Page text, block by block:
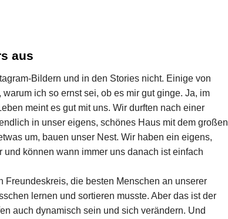
aus
Bildern und in den Stories nicht. Einige von
ich so ernst sei, ob es mir gut ginge. Ja, im
meint es gut mit uns. Wir durften nach einer
in unser eigens, schönes Haus mit dem großen
um, bauen unser Nest. Wir haben ein eigens,
können wann immer uns danach ist einfach
die besten Menschen an unserer
lernen und sortieren musste. Aber das ist der
auch dynamisch sein und sich verändern. Und